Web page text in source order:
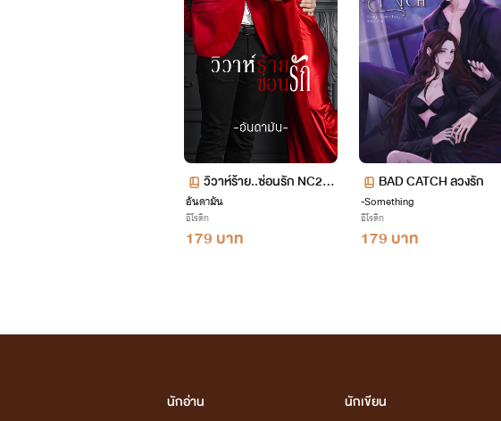
วิวาห์ร้าย..ซ่อนรัก NC20+
+
อันดามัน
อีโรติก
179 บาท
BAD CATCH ลวงรัก
-Something
อีโรติก
179 บาท
นักอ่าน
นักเขียน